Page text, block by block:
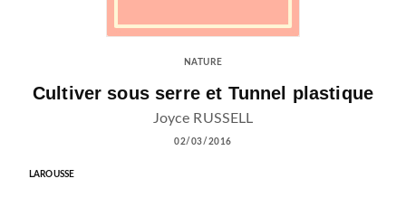
NATURE
Cultiver sous serre et Tunnel plastique
Joyce RUSSELL
02/03/2016
LAROUSSE